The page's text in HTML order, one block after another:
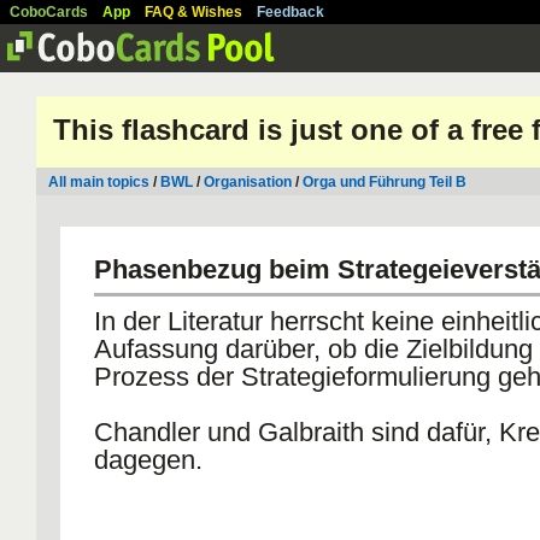
CoboCards App FAQ & Wishes Feedback
This flashcard is just one of a free
All main topics / BWL /Organisation /Orga und Führung Teil B
Phasenbezug beim
In der Literatur herrscht keine
Aufassung darüber, ob die Zielbildung
Prozess der Strategieformulierung
Chandler und Galbraith sind dafür,
dagegen.